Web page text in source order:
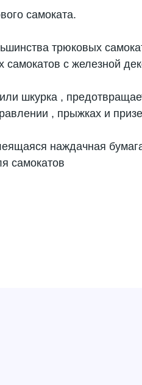
самоката.
трюковых
самокатов с железной
шкурка ,
, прыжках и
наждачная
самокатов